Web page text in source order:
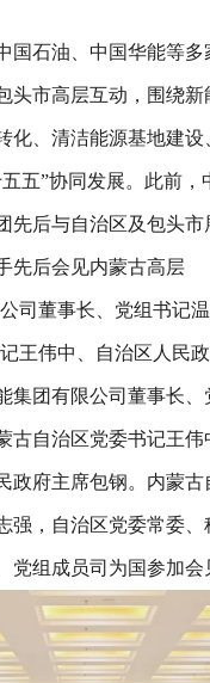
国石油、中国华能等
头市高层互动，围绕
化、清洁能源基地建
五”协同发展。此前，
先后与自治区及包头市
先后会见内蒙古高层
司董事长、党组书记
王伟中、自治区人民
集团有限公司董事长、
古自治区党委书记王
政府主席包钢。内蒙古
强，自治区党委常委、
党组成员司为国参加会